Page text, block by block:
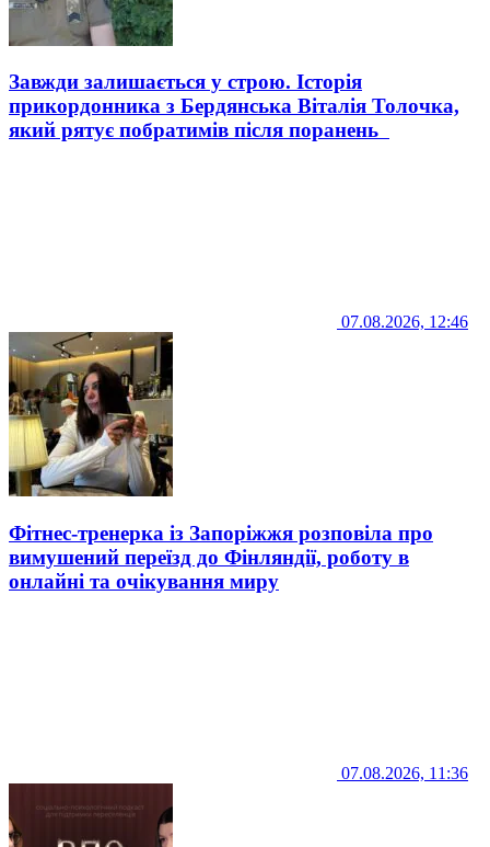
Завжди залишається у строю. Історія
прикордонника з Бердянська Віталія Толочка,
який рятує побратимів після поранень
07.08.2026, 12:46
Фітнес-тренерка із Запоріжжя розповіла про
вимушений переїзд до Фінляндії, роботу в
онлайні та очікування миру
07.08.2026, 11:36